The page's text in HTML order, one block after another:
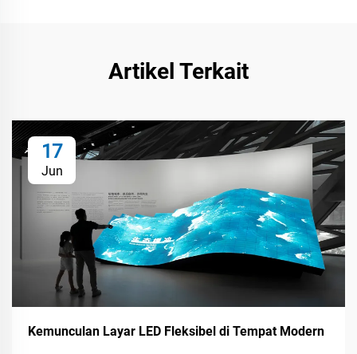
Artikel Terkait
17
Jun
Kemunculan Layar LED Fleksibel di Tempat Modern